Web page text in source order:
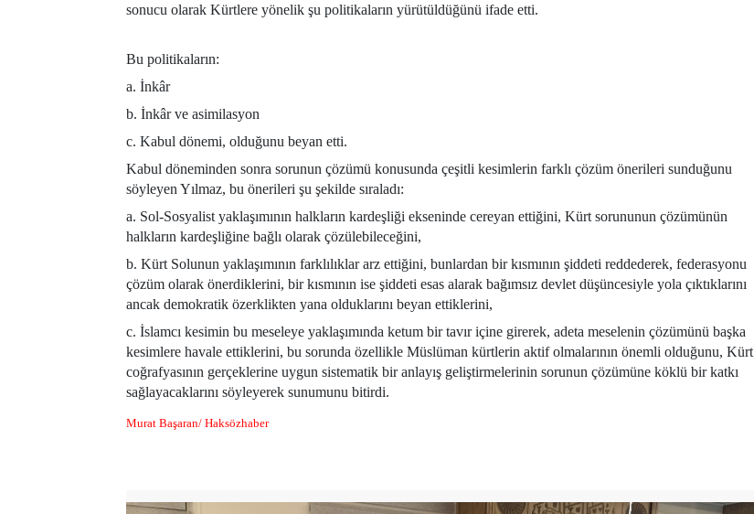
sonucu olarak Kürtlere yönelik şu politikaların yürütüldüğünü ifade etti.
Bu politikaların:
a. İnkâr
b. İnkâr ve asimilasyon
c. Kabul dönemi, olduğunu beyan etti.
Kabul döneminden sonra sorunun çözümü konusunda çeşitli kesimlerin farklı çözüm önerileri sunduğunu
söyleyen Yılmaz, bu önerileri şu şekilde sıraladı:
a. Sol-Sosyalist yaklaşımının halkların kardeşliği ekseninde cereyan ettiğini, Kürt sorununun çözümünün
halkların kardeşliğine bağlı olarak çözülebileceğini,
b. Kürt Solunun yaklaşımının farklılıklar arz ettiğini, bunlardan bir kısmının şiddeti reddederek, federasyonu
çözüm olarak önerdiklerini, bir kısmının ise şiddeti esas alarak bağımsız devlet düşüncesiyle yola çıktıklarını
ancak demokratik özerklikten yana olduklarını beyan ettiklerini,
c. İslamcı kesimin bu meseleye yaklaşımında ketum bir tavır içine girerek, adeta meselenin çözümünü başka
kesimlere havale ettiklerini, bu sorunda özellikle Müslüman kürtlerin aktif olmalarının önemli olduğunu, Kürt
coğrafyasının gerçeklerine uygun sistematik bir anlayış geliştirmelerinin sorunun çözümüne köklü bir katkı
sağlayacaklarını söyleyerek sunumunu bitirdi.
Murat Başaran/ Haksözhaber